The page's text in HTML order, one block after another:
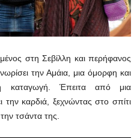
στη Σεβίλλη και περήφανος
την Αμάια, μια όμορφη και
καταγωγή. Έπειτα από μια
καρδιά, ξεχνώντας στο σπίτι
τσάντα της.